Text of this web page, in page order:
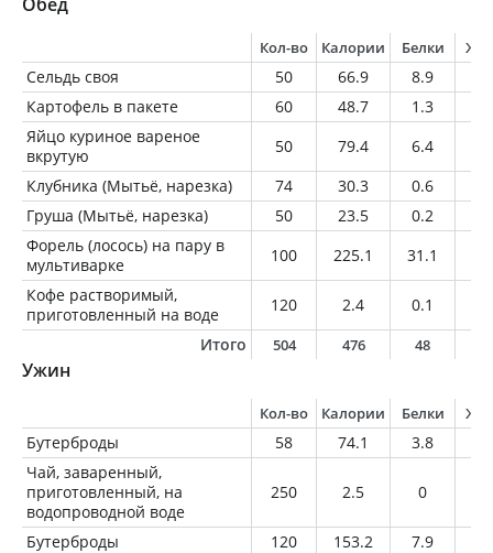
Кол-во Калории Белки
Сельдь своя 50 66.9 8.9
Картофель в пакете
60 48.7 1.3
Яйцо куриное вареное
вкрутую
50 79.4 6.4
Клубника (Мытьё, нарезка)
74 30.3 0.6
Груша (Мытьё, нарезка)
50 23.5 0.2
Форель (лосось) на пару в
мультиварке
100 225.1 31.1
Кофе растворимый,
приготовленный на воде
120 2.4 0.1
Итого
504 476 48
Ужин
Кол-во Калории Белки
Бутерброды 58 74.1 3.8
Чай, заваренный,
приготовленный, на
водопроводной воде
250 2.5 0
Бутерброды 120 153.2 7.9